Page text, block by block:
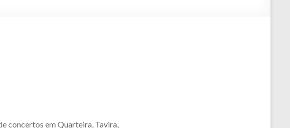
concertos em Quarteira, Tavira,